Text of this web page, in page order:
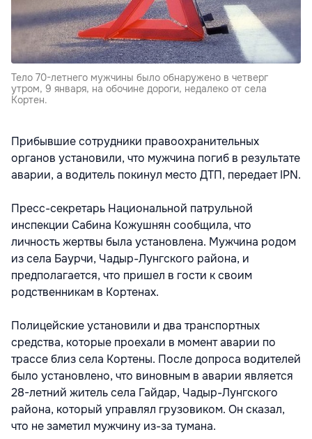
Тело 70-летнего мужчины было обнаружено в четверг
утром, 9 января, на обочине дороги, недалеко от села
Кортен.
Прибывшие сотрудники правоохранительных
органов установили, что мужчина погиб в результате
аварии, а водитель покинул место ДТП, передает IPN.
Пресс-секретарь Национальной патрульной
инспекции Сабина Кожушнян сообщила, что
личность жертвы была установлена. Мужчина родом
из села Баурчи, Чадыр-Лунгского района, и
предполагается, что пришел в гости к своим
родственникам в Кортенах.
Полицейские установили и два транспортных
средства, которые проехали в момент аварии по
трассе близ села Кортены. После допроса водителей
было установлено, что виновным в аварии является
28-летний житель села Гайдар, Чадыр-Лунгского
района, который управлял грузовиком. Он сказал,
что не заметил мужчину из-за тумана.